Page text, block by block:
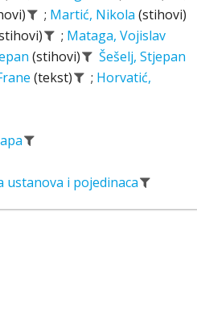
; Martić, Nikola (stihovi)
; Mataga, Vojislav
(stihovi)
Šešelj, Stjepan
(tekst) ; Horvatić,
ustanova i pojedinaca